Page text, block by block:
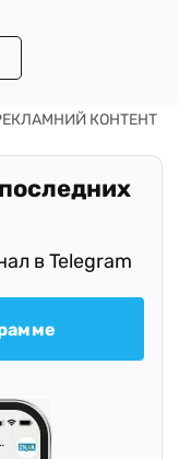
в Telegram